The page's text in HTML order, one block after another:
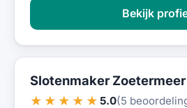
Bekijk
Slotenmaker
★★★★★ 5.0(5